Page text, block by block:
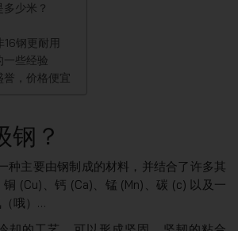
少米？
钢更耐用
一些经验
誉，价格便宜
钢？
种主要由钢制成的材料，并结合了许多其
(Cu)、钙 (Ca)、锰 (Mn)、碳 (c) 以及一
哦）…